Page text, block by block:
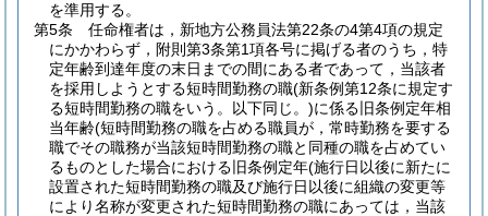
を準用する。
第5条
任命権者は，新地方公務員法第22条の4第4項の規定
にかかわらず，附則第3条第1項各号に掲げる者のうち，特
定年齢到達年度の末日までの間にある者であって，当該者
を採用しようとする短時間勤務の職(新条例第12条に規定す
る短時間勤務の職をいう。以下同じ。)に係る旧条例定年相
当年齢(短時間勤務の職を占める職員が，常時勤務を要する
職でその職務が当該短時間勤務の職と同種の職を占めてい
るものとした場合における旧条例定年(施行日以後に新たに
設置された短時間勤務の職及び施行日以後に組織の変更等
により名称が変更された短時間勤務の職にあっては，当該